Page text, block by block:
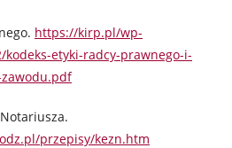
https://kirp.pl/wp-
etyki-radcy-prawnego-i-
przepisy/kezn.htm